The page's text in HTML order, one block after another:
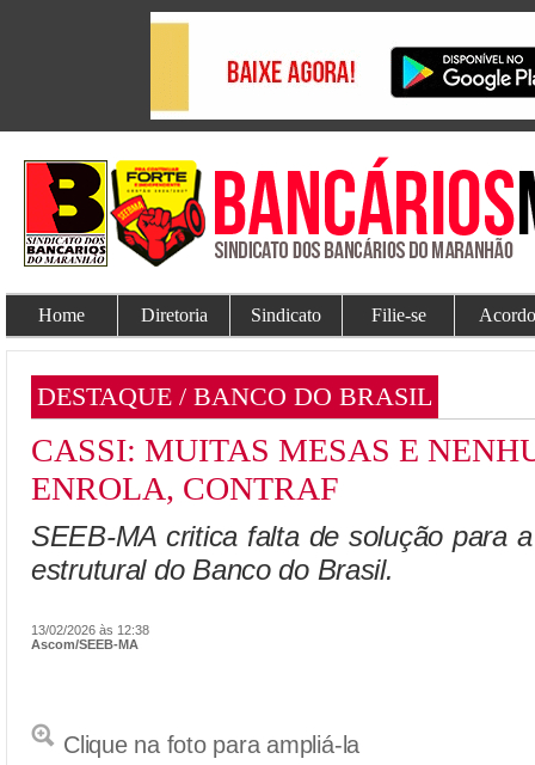
Home Diretoria Sindicato Filie-se
DESTAQUE / BANCO DO BRASIL
CASSI: MUITAS MESAS E
ENROLA, CONTRAF
SEEB-MA critica falta de solução para
estrutural do Banco do Brasil.
13/02/2026 às 12:38
Ascom/SEEB-MA
Clique na foto para ampliá-la